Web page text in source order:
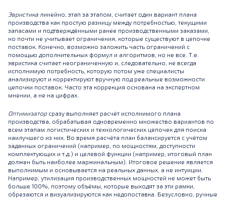
Эвристика линейно, этап за этапом, считает один вариант плана
производства как простую разницу между потребностью, текущими
запасами и подтверждёнными ранее производственными заказами,
но почти не учитывает ограничения, которые существуют в цепочке
поставок. Конечно, возможно заложить часть ограничений с
помощью дополнительных формул и алгоритмов, но не все. Т.е.
эвристика считает неограниченную и, следовательно, не всегда
исполнимую потребность, которую потом уже специалисты
анализируют и корректируют вручную под реальные возможности
цепочки поставок. Часто эта коррекция основана на экспертном
мнении, а не на цифрах.
Оптимизатор сразу выполняет расчёт исполнимого плана
производства, обрабатывая одновременно множество вариантов по
всем этапам логистических и технологических цепочек для поиска
наилучшего из них. Во время расчёта план балансируется с учётом
заданных ограничений (например, по мощностям, доступности
комплектующих и т.д.) и целевой функции (например, итоговый план
должен быть наиболее маржинальным). Итоговое решение является
выполнимым и основывается на реальных данных, а не интуиции.
Например, утилизация производственных мощностей не может быть
больше 100%, поэтому объёмы, которые выходят за эти рамки,
обрезаются и визуализируются как недопоставка. Безусловно, ручные